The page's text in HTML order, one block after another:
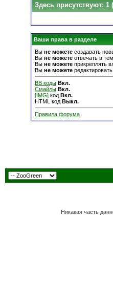
Здесь присутствуют: 1
Ваши права в разделе
Вы не можете создавать
Вы не можете отвечать в
Вы не можете прикреплять
Вы не можете
BB коды Вкл.
Смайлы Вкл.
[IMG] код Вкл.
HTML код Выкл.
Правила форума
Никакая часть